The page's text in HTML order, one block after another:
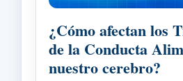
¿Cómo afectan los
de la Conducta
nuestro cerebro?